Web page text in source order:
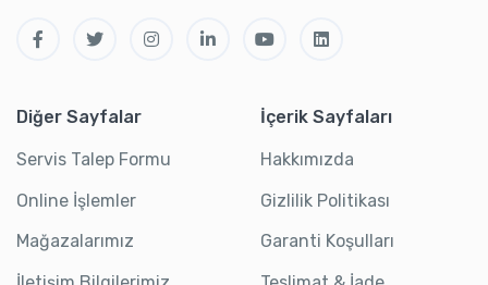
Diğer Sayfalar
Servis Talep Formu
Online İşlemler
Mağazalarımız
İçerik Sayfaları
Hakkımızda
Gizlilik Politikası
Garanti Koşulları